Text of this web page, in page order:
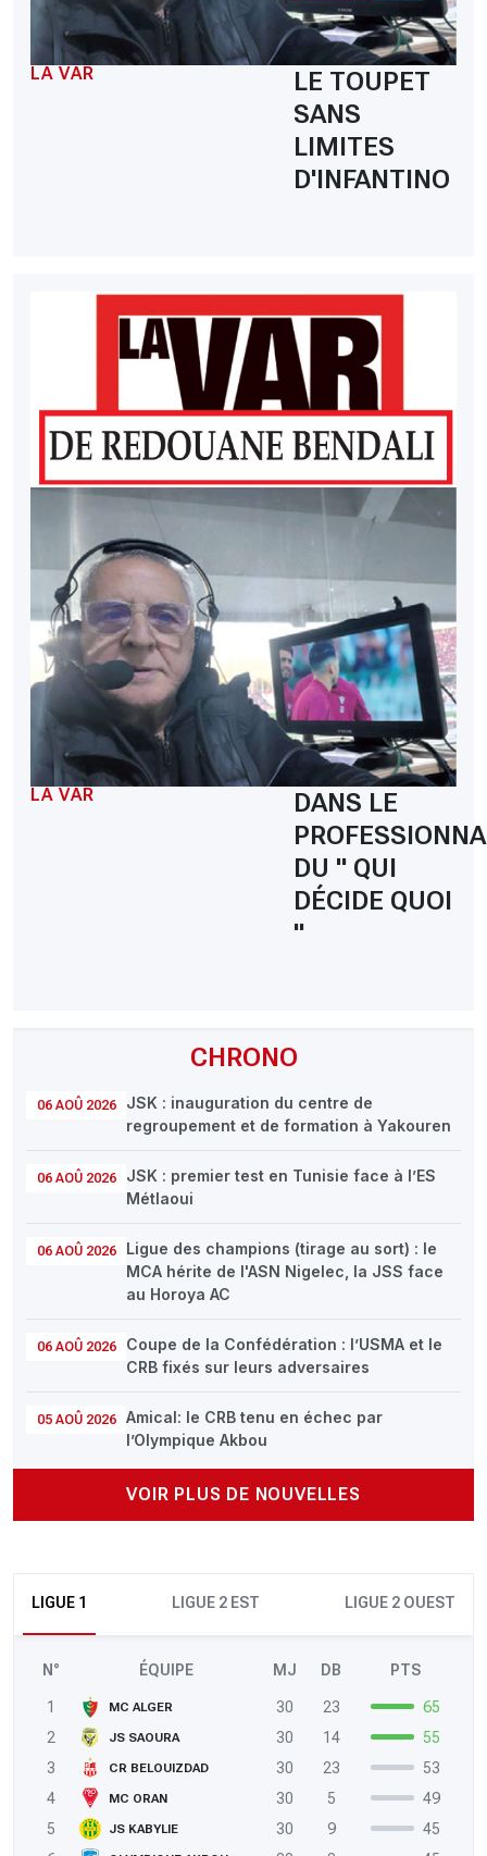
CHRONO
06 AOÛ 2026
JSK : inauguration du centre de
regroupement et de formation à Yakouren
06 AOÛ 2026
JSK : premier test en Tunisie face à l’ES
Métlaoui
06 AOÛ 2026
Ligue des champions (tirage au sort) : le
MCA hérite de l'ASN Nigelec, la JSS face
au Horoya AC
06 AOÛ 2026
Coupe de la Confédération : l’USMA et le
CRB fixés sur leurs adversaires
05 AOÛ 2026
Amical: le CRB tenu en échec par
l’Olympique Akbou
VOIR PLUS DE NOUVELLES
LIGUE 1 LIGUE 2 EST LIGUE 2 OUEST
N° ÉQUIPE MJ DB PTS
1 MC ALGER 30 23
65
2
JS SAOURA 30 14
55
3
CR BELOUIZDAD 30 23
53
4
MC ORAN 30 5
49
5
JS KABYLIE 30 9
45
LA VAR
LE TOUPET
SANS
LIMITES
D'INFANTINO
LA VAR
DANS LE
DU " QUI
DÉCIDE QUOI
"